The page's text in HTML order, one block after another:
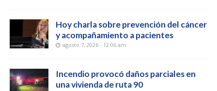
Hoy charla sobre prevención del cáncer
y acompañamiento a pacientes
agosto 7, 2026 - 12:06 am
Incendio provocó daños parciales en
una vivienda de ruta 90